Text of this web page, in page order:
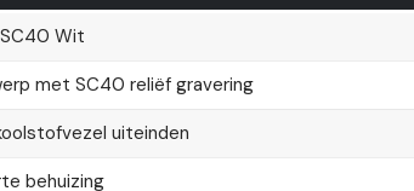
Wit
met SC40 reliëf gravering
uiteinden
behuizing